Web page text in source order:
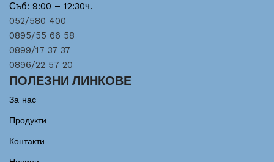
Съб: 9:00 – 12:30ч.
052/580 400
0895/55 66 58
0899/17 37 37
0896/22 57 20
ПОЛЕЗНИ ЛИНКОВЕ
За нас
Продукти
Контакти